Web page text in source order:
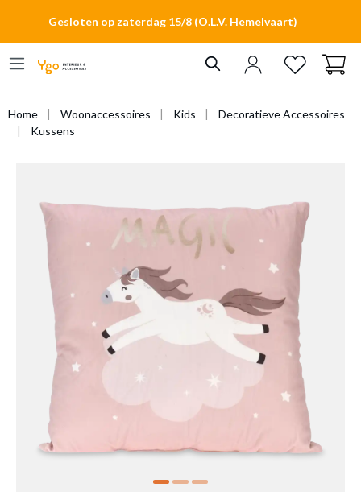
Gesloten op zaterdag 15/8 (O.L.V. Hemelvaart)
Home Woonaccessoires Kids
Decoratieve Accessoires
Kussens